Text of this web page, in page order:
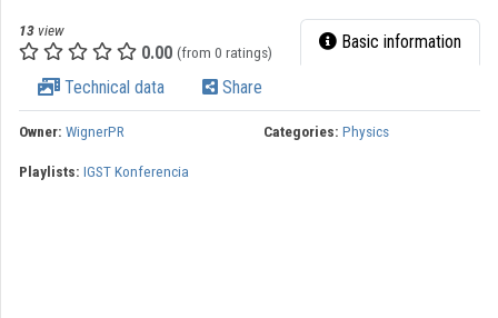
Organization playlists
Organizations
13 view
0.00 (from 0 ratings) Basic information
Technical data Share
Owner: WignerPR Categories: Physics
Playlists: IGST Konferencia